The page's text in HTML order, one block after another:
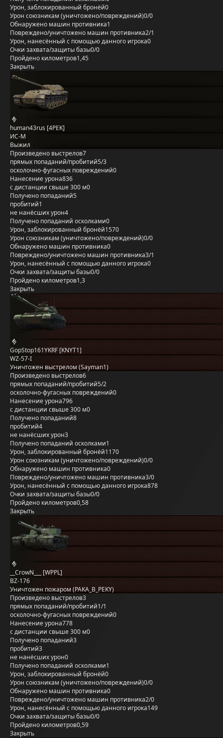
Урон, заблокированный бронёй0
Урон союзникам (уничтожено/повреждений)0/0
Обнаружено машин противника1
Повреждено/уничтожено машин противника2/1
Урон, нанесённый с помощью данного игрока0
Очки захвата/защиты базы0/0
Пройдено километров1,45
Закрыть
human43rus [4PEK]
ИС-М
Выжил
Произведено выстрелов7
прямых попаданий/пробитий5/3
осколочно-фугасных повреждений0
Нанесение урона836
с дистанции свыше 300 м0
Получено попаданий5
пробитий1
не нанёсших урон4
Получено попаданий осколками0
Урон, заблокированный бронёй1570
Урон союзникам (уничтожено/повреждений)0/0
Обнаружено машин противника0
Повреждено/уничтожено машин противника3/1
Урон, нанесённый с помощью данного игрока0
Очки захвата/защиты базы0/0
Пройдено километров1,3
Закрыть
GopStop161YKRF [KNYT1]
WZ-57-I
Уничтожен выстрелом (Sayman1)
Произведено выстрелов6
прямых попаданий/пробитий5/2
осколочно-фугасных повреждений0
Нанесение урона796
с дистанции свыше 300 м0
Получено попаданий8
пробитий4
не нанёсших урон3
Получено попаданий осколками1
Урон, заблокированный бронёй1170
Урон союзникам (уничтожено/повреждений)0/0
Обнаружено машин противника0
Повреждено/уничтожено машин противника3/0
Урон, нанесённый с помощью данного игрока878
Очки захвата/защиты базы0/0
Пройдено километров0,58
Закрыть
__CrowN___ [WPPL]
BZ-176
Уничтожен пожаром (PAKA_B_PEKY)
Произведено выстрелов3
прямых попаданий/пробитий1/1
осколочно-фугасных повреждений0
Нанесение урона778
с дистанции свыше 300 м0
Получено попаданий3
пробитий3
не нанёсших урон0
Получено попаданий осколками1
Урон, заблокированный бронёй0
Урон союзникам (уничтожено/повреждений)0/0
Обнаружено машин противника0
Повреждено/уничтожено машин противника2/0
Урон, нанесённый с помощью данного игрока149
Очки захвата/защиты базы0/0
Пройдено километров0,59
Закрыть